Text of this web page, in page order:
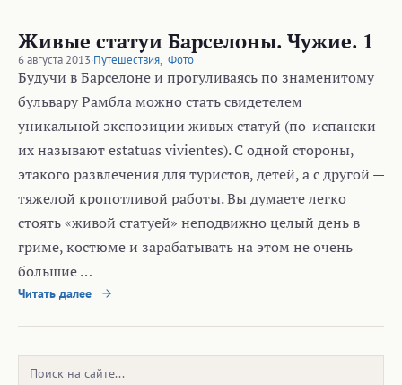
Живые статуи Барселоны. Чужие. 1
6 августа 2013·Путешествия, Фото
Будучи в Барселоне и прогуливаясь по знаменитому
бульвару Рамбла можно стать свидетелем
уникальной экспозиции живых статуй (по-испански
их называют estatuas vivientes). С одной стороны,
этакого развлечения для туристов, детей, а с другой —
тяжелой кропотливой работы. Вы думаете легко
стоять «живой статуей» неподвижно целый день в
гриме, костюме и зарабатывать на этом не очень
большие …
Читать далее
Поиск: